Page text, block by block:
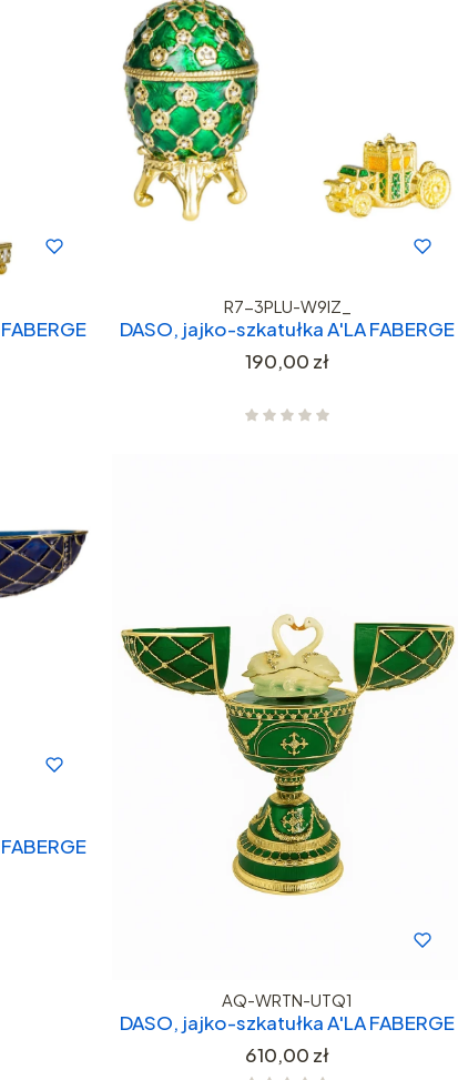
R7-3PLU-W9IZ_
DASO, jajko-szkatułka A'LA FABERGE
Cena
190,00 zł
AQ-WRTN-UTQ1
DASO, jajko-szkatułka A'LA FABERGE
Cena
610,00 zł